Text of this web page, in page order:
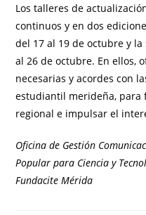
Los talleres de
continuos y en dos
del 17 al 19 de octubre y
al 26 de octubre. En ellos,
necesarias y acordes con
estudiantil merideña, para
regional e impulsar el
Oficina de Gestión
Popular para Ciencia y
Fundacite Mérida